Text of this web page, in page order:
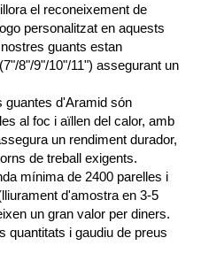
el reconeixement de
personalitzat en aquests
guants estan
8"/9"/10"/11") assegurant un
guantes d'Aramid són
al foc i aïllen del calor, amb
un rendiment durador,
de treball exigents.
mínima de 2400 parelles i
d'amostra en 3-5
un gran valor per diners.
quantitats i gaudiu de preus